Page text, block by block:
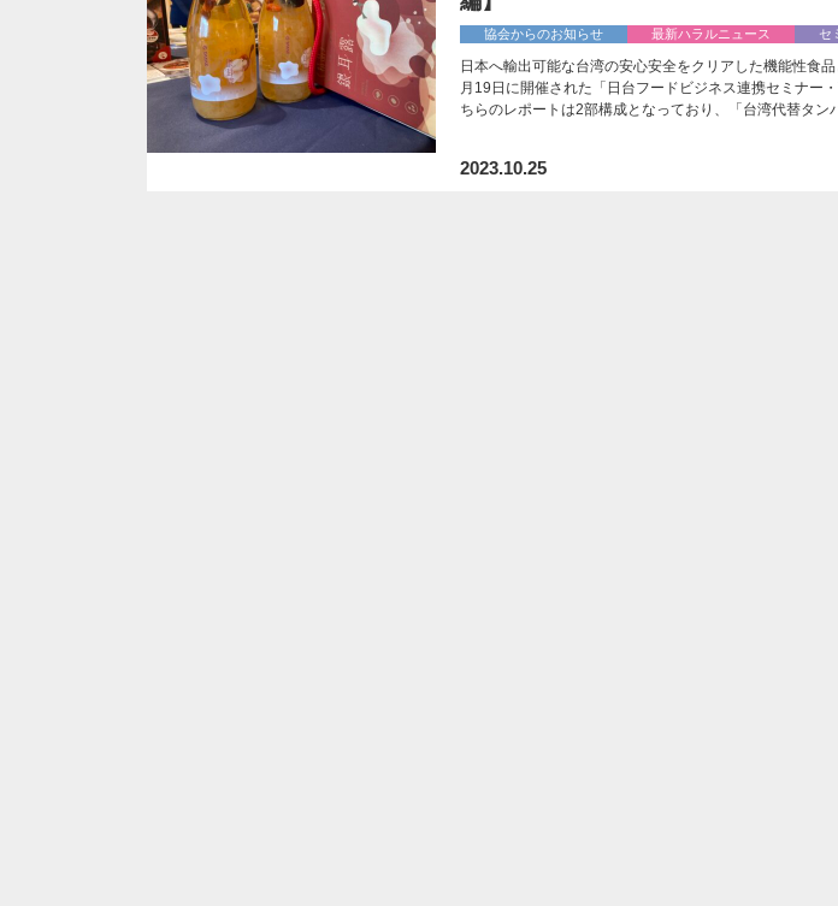
協会からのお知らせ 最新ハラルニュース セ
日本へ輸出可能な台湾の安心安全をクリアした機能性食
月19日に開催された「日台フードビジネス連携セミナー
ちらのレポートは2部構成となっており、「台湾代替タン
2023.10.25